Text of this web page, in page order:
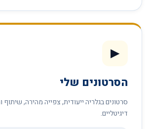
▶
הסרטונים שלי
סרטונים בגלריה ייעודית, צפייה מהירה,
דיגיטליים.